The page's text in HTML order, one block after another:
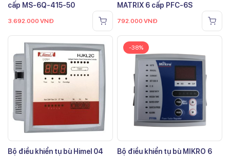
cấp MS-6Q-415-50
3.692.000 VNĐ
MATRIX 6 cấp PFC-6S
792.000 VNĐ
Bộ điều khiển tụ bù Himel 04
-38%
Bộ điều khiển tụ bù MIKRO 6